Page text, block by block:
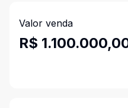
Valor venda
R$